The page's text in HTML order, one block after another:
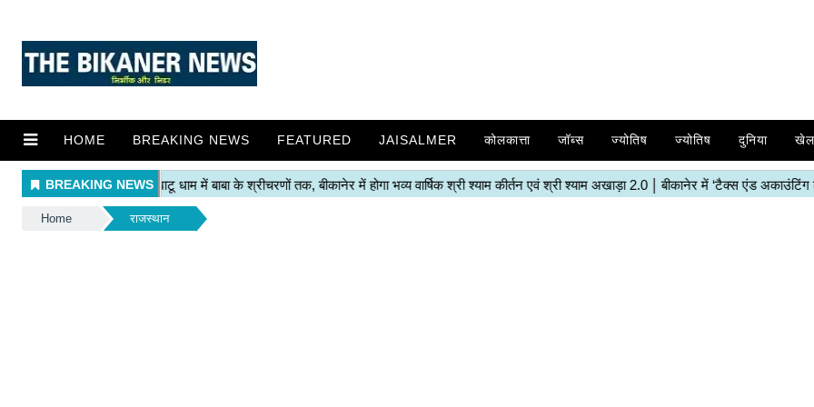
HOME BREAKING NEWS FEATURED JAISALMER कोलकात्ता जॉब्स ज्योतिष ज्योतिष दुनिया खेल
Home राजस्थान